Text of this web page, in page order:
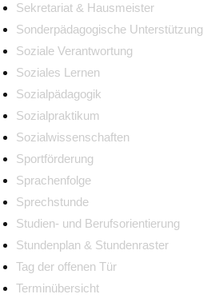
Sekretariat & Hausmeister
Sonderpädagogische Unterstützung
Soziale Verantwortung
Soziales Lernen
Sozialpädagogik
Sozialpraktikum
Sozialwissenschaften
Sportförderung
Sprachenfolge
Sprechstunde
Studien- und Berufsorientierung
Stundenplan & Stundenraster
Tag der offenen Tür
Terminübersicht